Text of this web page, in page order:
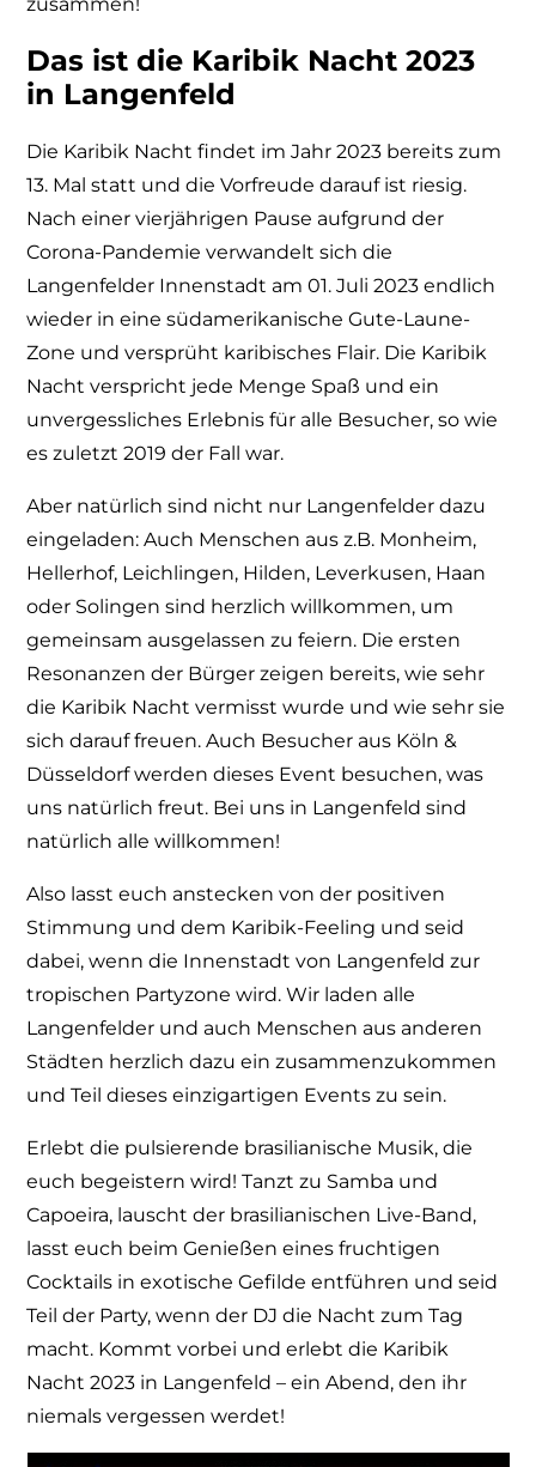
Das ist die Karibik Nacht 2023
in Langenfeld
Die Karibik Nacht findet im Jahr 2023 bereits zum
13. Mal statt und die Vorfreude darauf ist riesig.
Nach einer vierjährigen Pause aufgrund der
Corona-Pandemie verwandelt sich die
Langenfelder Innenstadt am 01. Juli 2023 endlich
wieder in eine südamerikanische Gute-Laune-
Zone und versprüht karibisches Flair. Die Karibik
Nacht verspricht jede Menge Spaß und ein
unvergessliches Erlebnis für alle Besucher, so wie
es zuletzt 2019 der Fall war.
Aber natürlich sind nicht nur Langenfelder dazu
eingeladen: Auch Menschen aus z.B. Monheim,
Hellerhof, Leichlingen, Hilden, Leverkusen, Haan
oder Solingen sind herzlich willkommen, um
gemeinsam ausgelassen zu feiern. Die ersten
Resonanzen der Bürger zeigen bereits, wie sehr
die Karibik Nacht vermisst wurde und wie sehr sie
sich darauf freuen. Auch Besucher aus Köln &
Düsseldorf werden dieses Event besuchen, was
uns natürlich freut. Bei uns in Langenfeld sind
natürlich alle willkommen!
Also lasst euch anstecken von der positiven
Stimmung und dem Karibik-Feeling und seid
dabei, wenn die Innenstadt von Langenfeld zur
tropischen Partyzone wird. Wir laden alle
Langenfelder und auch Menschen aus anderen
Städten herzlich dazu ein zusammenzukommen
und Teil dieses einzigartigen Events zu sein.
Erlebt die pulsierende brasilianische Musik, die
euch begeistern wird! Tanzt zu Samba und
Capoeira, lauscht der brasilianischen Live-Band,
lasst euch beim Genießen eines fruchtigen
Cocktails in exotische Gefilde entführen und seid
Teil der Party, wenn der DJ die Nacht zum Tag
macht. Kommt vorbei und erlebt die Karibik
Nacht 2023 in Langenfeld – ein Abend, den ihr
niemals vergessen werdet!